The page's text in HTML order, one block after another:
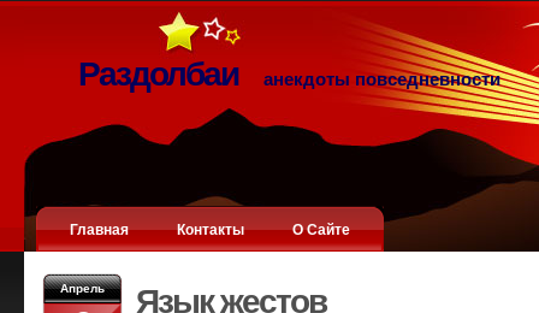
Раздолбаи анекдоты повседневности
Главная Контакты О Сайте
Апрель Язык жестов